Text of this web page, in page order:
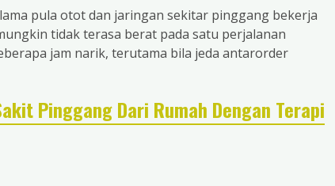
pula otot dan jaringan sekitar pinggang bekerja
tidak terasa berat pada satu perjalanan
jam narik, terutama bila jeda antarorder
Pinggang Dari Rumah Dengan Terapi